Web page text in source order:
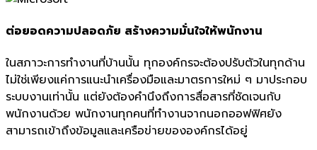
ต่อยอดความปลอดภัย สร้างความมั่นใจให้พนักงาน
ในสภาวะการทำงานที่บ้านนั้น ทุกองค์กรจะต้องปรับตัวในทุกด้าน
ไม่ใช่เพียงแค่การแนะนำเครื่องมือและมาตรการใหม่ ๆ มาประกอบ
ระบบงานเท่านั้น แต่ยังต้องคำนึงถึงการสื่อสารที่ชัดเจนกับ
พนักงานด้วย พนักงานทุกคนที่ทำงานจากนอกออฟฟิศยัง
สามารถเข้าถึงข้อมูลและเครือข่ายขององค์กรได้อยู่